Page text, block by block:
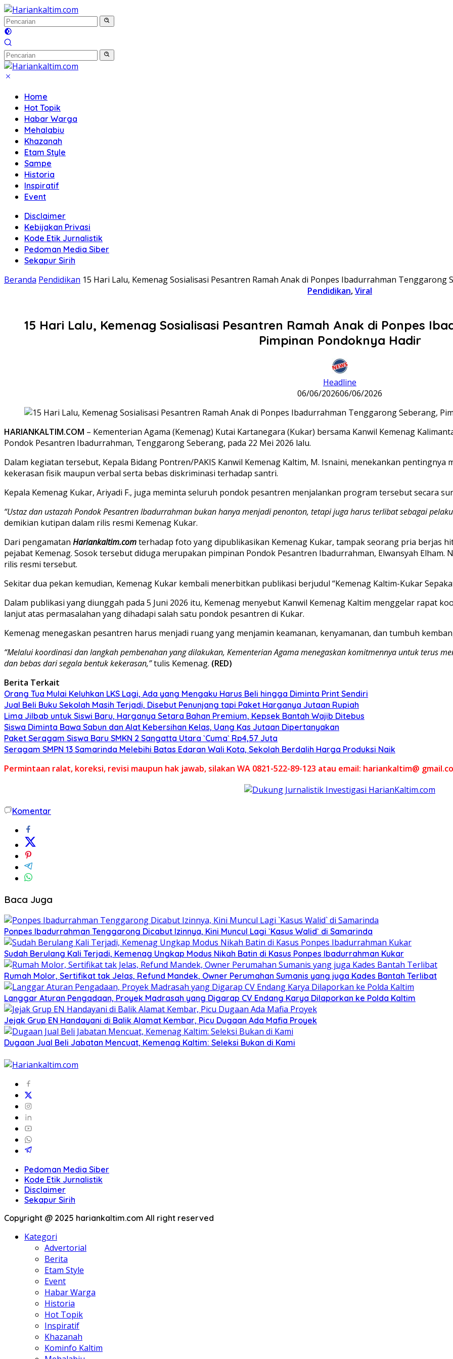
Langsung
ke
konten
Home
Hot Topik
Habar Warga
Mehalabiu
Khazanah
Etam Style
Sampe
Historia
Inspiratif
Event
Disclaimer
Kebijakan Privasi
Kode Etik Jurnalistik
Pedoman Media Siber
Sekapur Sirih
Beranda Pendidikan 15 Hari Lalu, Kemenag Sosialisasi Pesantren Ramah Anak di Ponpes Ibadurrahman Tenggarong
Pendidikan,Viral
15 Hari Lalu, Kemenag Sosialisasi Pesantren Ramah Anak di Ponpes
Pimpinan Pondoknya Hadir
Headline
06/06/202606/06/2026
HARIANKALTIM.COM – Kementerian Agama (Kemenag) Kutai Kartanegara (Kukar) bersama Kanwil Kemenag
Pondok Pesantren Ibadurrahman, Tenggarong Seberang, pada 22 Mei 2026 lalu.
Dalam kegiatan tersebut, Kepala Bidang Pontren/PAKIS Kanwil Kemenag Kaltim, M. Isnaini, menekankan
kekerasan fisik maupun verbal serta bebas diskriminasi terhadap santri.
Kepala Kemenag Kukar, Ariyadi F., juga meminta seluruh pondok pesantren menjalankan program tersebut secara
“Ustaz dan ustazah Pondok Pesantren Ibadurrahman bukan hanya menjadi penonton, tetapi juga harus terlibat sebagai
demikian kutipan dalam rilis resmi Kemenag Kukar.
Dari pengamatan Hariankaltim.comterhadap foto yang dipublikasikan Kemenag Kukar, tampak seorang pria berjas
pejabat Kemenag. Sosok tersebut diduga merupakan pimpinan Pondok Pesantren Ibadurrahman, Elwansyah
rilis resmi tersebut.
Sekitar dua pekan kemudian, Kemenag Kukar kembali menerbitkan publikasi berjudul “Kemenag Kaltim-Kukar
Dalam publikasi yang diunggah pada 5 Juni 2026 itu, Kemenag menyebut Kanwil Kemenag Kaltim menggelar rapat
lanjut atas permasalahan yang dihadapi salah satu pondok pesantren di Kukar.
Kemenag menegaskan pesantren harus menjadi ruang yang menjamin keamanan, kenyamanan, dan tumbuh
“Melalui koordinasi dan langkah pembenahan yang dilakukan, Kementerian Agama menegaskan komitmennya untuk terus
dan bebas dari segala bentuk kekerasan,”tulis Kemenag. (RED)
Berita Terkait
Orang Tua Mulai Keluhkan LKS Lagi, Ada yang Mengaku Harus Beli hingga Diminta Print Sendiri
Jual Beli Buku Sekolah Masih Terjadi, Disebut Penunjang tapi Paket Harganya Jutaan Rupiah
Lima Jilbab untuk Siswi Baru, Harganya Setara Bahan Premium, Kepsek Bantah Wajib Ditebus
Siswa Diminta Bawa Sabun dan Alat Kebersihan Kelas, Uang Kas Jutaan Dipertanyakan
Paket Seragam Siswa Baru SMKN 2 Sangatta Utara `Cuma` Rp4,57 Juta
Seragam SMPN 13 Samarinda Melebihi Batas Edaran Wali Kota, Sekolah Berdalih Harga Produksi Naik
Permintaan ralat, koreksi, revisi maupun hak jawab, silakan WA 0821-522-89-123 atau email: hariankaltim@
Komentar
Baca Juga
Ponpes Ibadurrahman Tenggarong Dicabut Izinnya, Kini Muncul Lagi `Kasus Walid` di Samarinda
Sudah Berulang Kali Terjadi, Kemenag Ungkap Modus Nikah Batin di Kasus Ponpes Ibadurrahman Kukar
Rumah Molor, Sertifikat tak Jelas, Refund Mandek, Owner Perumahan Sumanis yang juga Kades Bantah Terlibat
Langgar Aturan Pengadaan, Proyek Madrasah yang Digarap CV Endang Karya Dilaporkan ke Polda Kaltim
Jejak Grup EN Handayani di Balik Alamat Kembar, Picu Dugaan Ada Mafia Proyek
Dugaan Jual Beli Jabatan Mencuat, Kemenag Kaltim: Seleksi Bukan di Kami
Pedoman Media Siber
Kode Etik Jurnalistik
Disclaimer
Sekapur Sirih
Copyright @ 2025 hariankaltim.com All right reserved
Kategori
Advertorial
Berita
Etam Style
Event
Habar Warga
Historia
Hot Topik
Inspiratif
Khazanah
Kominfo Kaltim